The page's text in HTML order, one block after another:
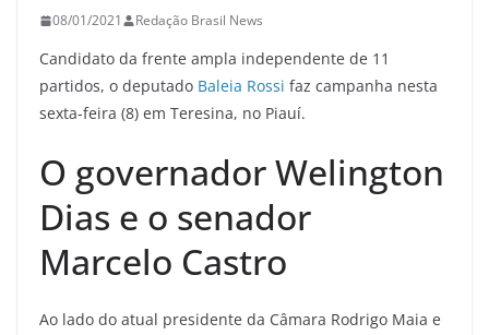
08/01/2021 Redação Brasil News
Candidato da frente ampla independente de 11
partidos, o deputado Baleia Rossi faz campanha nesta
sexta-feira (8) em Teresina, no Piauí.
O governador Welington
Dias e o senador
Marcelo Castro
Ao lado do atual presidente da Câmara Rodrigo Maia e